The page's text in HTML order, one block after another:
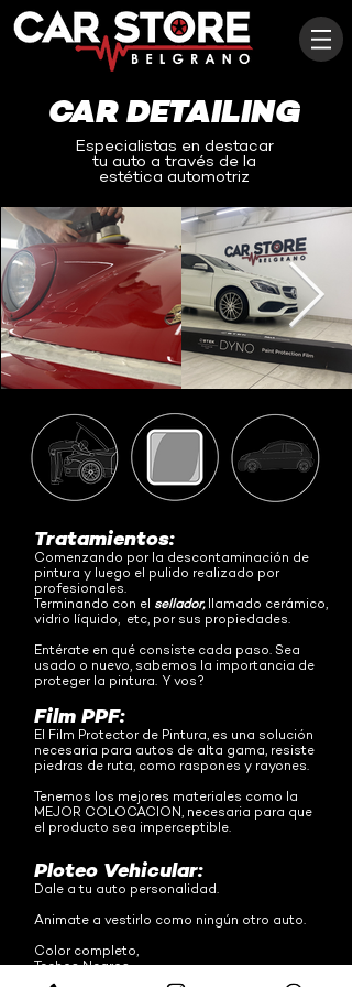
CAR DETAILING
Especialistas en destacar
tu auto a través de la
estética automotriz
Tratamientos:
Comenzando por la descontaminación de
pintura y luego el pulido realizado por
profesionales.
Terminando con el sellador,llamado cerámico,
vidrio líquido, etc, por sus propiedades.
Entérate en qué consiste cada paso. Sea
usado o nuevo, sabemos la importancia de
proteger la pintura. Y vos?
Film PPF:
El Film Protector de Pintura, es una solución
necesaria para autos de alta gama, resiste
piedras de ruta, como raspones y rayones.
Tenemos los mejores materiales como la
MEJOR COLOCACION, necesaria para que
el producto sea imperceptible.
Ploteo Vehicular:
Dale a tu auto personalidad.
Animate a vestirlo como ningún otro auto.
Color completo,
Techos Negros,
Detalles